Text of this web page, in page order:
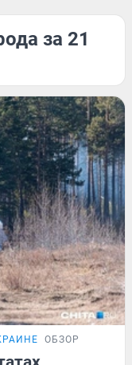
за 21
ОБЗОР